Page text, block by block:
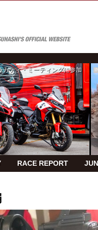
ティ・ミーティングに参加
RACE REPORT